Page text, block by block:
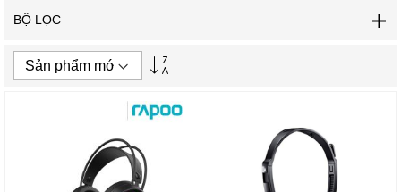
BỘ LỌC
lập
hướng